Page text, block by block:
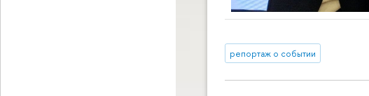
репортаж о событии